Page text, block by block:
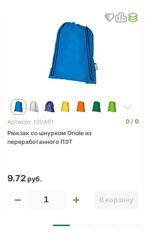
Артикул: 120461 0
0
Рюкзак со шнурком Oriole из
переработанного ПЭТ
9.72
В корзину